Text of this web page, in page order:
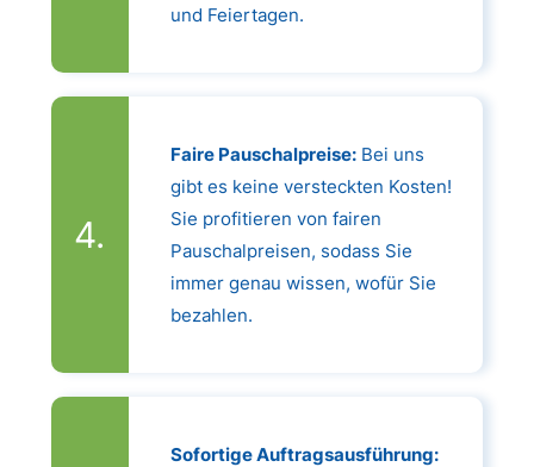
und Feiertagen.
Faire Pauschalpreise:Bei uns
gibt es keine versteckten Kosten!
Sie profitieren von fairen
Pauschalpreisen, sodass Sie
immer genau wissen, wofür Sie
bezahlen.
Sofortige Auftragsausführung: